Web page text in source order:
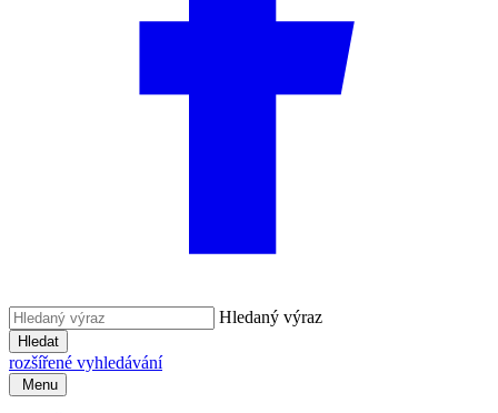
Hledaný výraz
Hledat
rozšířené vyhledávání
Menu